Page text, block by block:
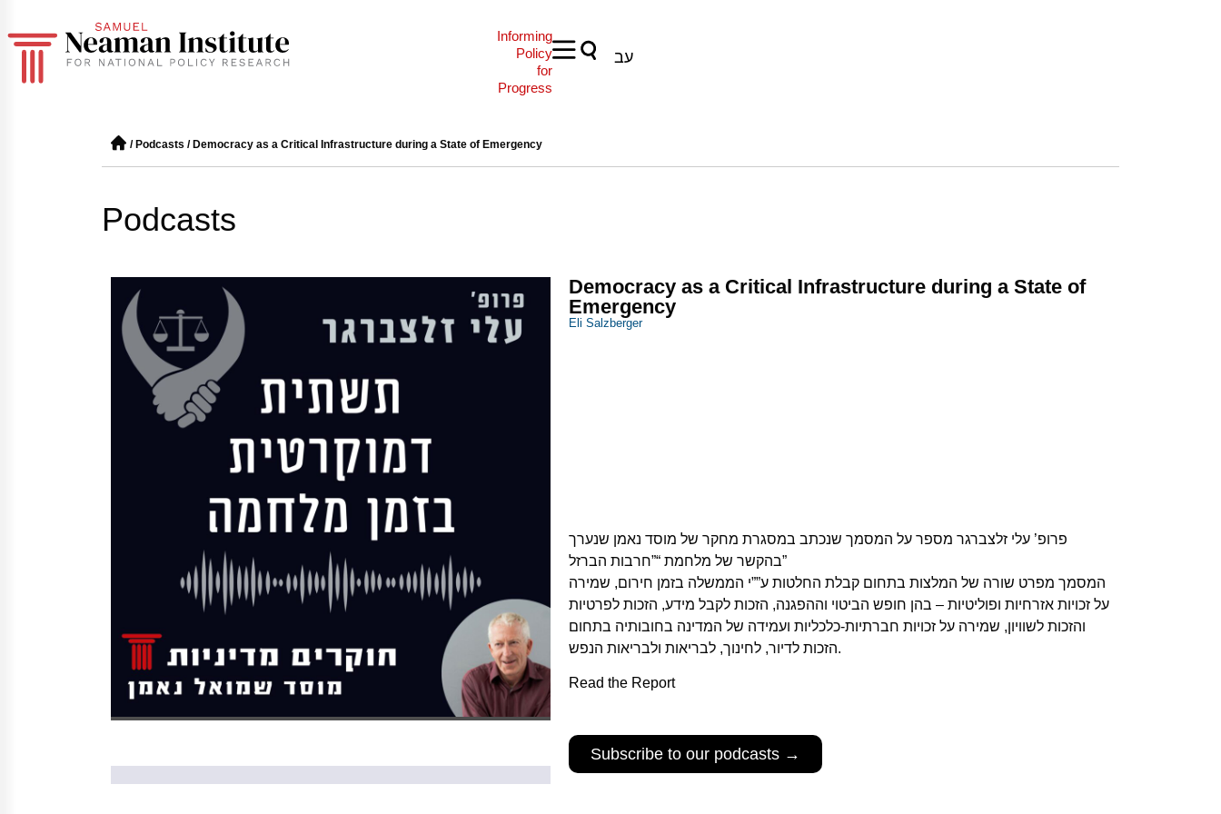
Informing
Policy
for
Progress
עב
/ Podcasts / Democracy as a Critical Infrastructure during a State of Emergency
Podcasts
Democracy as a Critical Infrastructure during a State of
Emergency
Eli Salzberger
פרופ’ עלי זלצברגר מספר על המסמך שנכתב במסגרת מחקר של מוסד נאמן שנערך
בהקשר של מלחמת “”חרבות הברזל”
המסמך מפרט שורה של המלצות בתחום קבלת החלטות ע””י הממשלה בזמן חירום, שמירה
על זכויות אזרחיות ופוליטיות – בהן חופש הביטוי וההפגנה, הזכות לקבל מידע, הזכות לפרטיות
והזכות לשוויון, שמירה על זכויות חברתיות-כלכליות ועמידה של המדינה בחובותיה בתחום
הזכות לדיור, לחינוך, לבריאות ולבריאות הנפש.
Read the Report
Subscribe to our podcasts →